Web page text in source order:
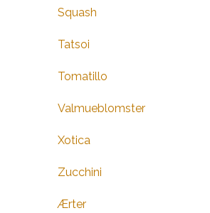
Squash
Tatsoi
Tomatillo
Valmueblomster
Xotica
Zucchini
Ærter